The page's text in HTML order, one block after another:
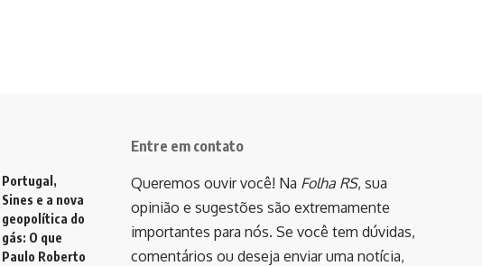
Portugal,
Sines e a nova
geopolítica do
gás: O que
Paulo Roberto
Entre em contato
Queremos ouvir você! Na Folha RS, sua
opinião e sugestões são extremamente
importantes para nós. Se você tem dúvidas,
comentários ou deseja enviar uma notícia,